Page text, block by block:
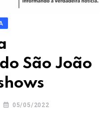
São João
05/05/2022